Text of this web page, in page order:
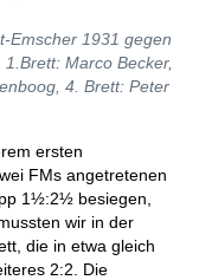
Emscher 1931 gegen
Marco Becker,
4. Brett: Peter
ersten
FMs angetretenen
1½:2½ besiegen,
wir in der
die in etwa gleich
2:2. Die